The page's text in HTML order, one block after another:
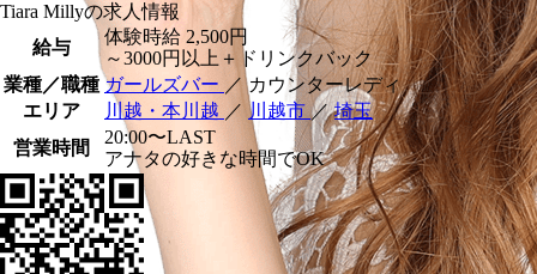
Tiara Millyの求人情報
給与
体験時給 2,500円
～3000円以上＋ドリンクバック
業種／職種 ガールズバー ／ カウンターレディ
エリア
川越・本川越 ／ 川越市／埼玉
営業時間
20:00〜LAST
アナタの好きな時間でOK